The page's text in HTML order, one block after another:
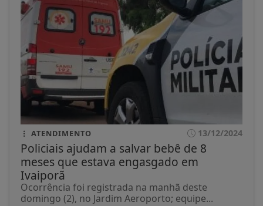
ATENDIMENTO 13/12/2024
Policiais ajudam a salvar bebê de 8
meses que estava engasgado em
Ivaiporã
Ocorrência foi registrada na manhã deste
domingo (2), no Jardim Aeroporto; equipe...